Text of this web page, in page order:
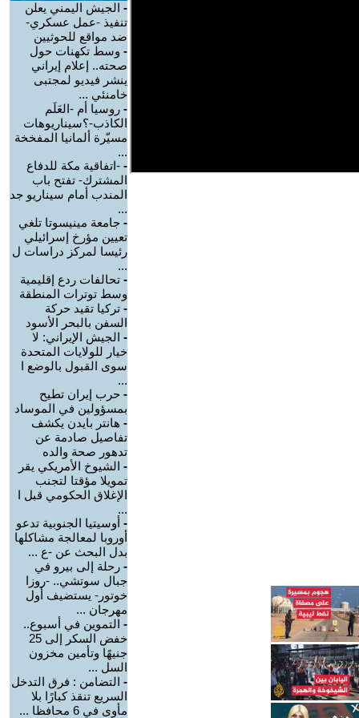
- الجيش اليمني يعلن
تنفيذ -عمل عسكري-
ضد مواقع للحوثيين
- وسط تكهنات حول
صحته.. إعلام إيراني
ينشر فيديو لمجتبى
خامنئي ...
- روسيا أم -العَلَم
الكاذب-؟سيناريوهات
مسيّرة ألمانيا المفخخة
...
- -اتفاقية مكة للدفاع
المشترك- تفتح باب
المندب أمام سيناريو جد
...
- جامعة مينيسوتا تلغي
تعيين مؤرخ إسرائيلي
رئيسا لمركز دراسات ل
...
- تحالفات ردع إقليمية
وسط توترات المنطقة
- تركيا تقيد حركة
السفن بالبحر الأسود
- الجيش الإيراني: لا
خيار للولايات المتحدة
سوى القبول بالوضع ا
...
- حرب إيران تطيح
بمسؤولين في الموساد
- هانتر بايدن يكشف
تفاصيل صادمة عن
تدهور صحة والده
- الشيوخ الأمريكي يقر
تمويلا مؤقتا لتجنب
الإغلاق الحكومي قبل ا
...
- أوسيتيا الجنوبية تدعو
أوروبا لمعالجة مشاكلها
بدل البحث عن -ع ...
- رحلة إلى بيرو في
جبال سوتشي.. -روزا
خوتور- يستضيف أول
مهرجان ...
- التموين في أسبوع..
خفض السكر إلى 25
جنيهًا وتأمين مخزون
السل ...
- التضامن : فرق التدخل
السريع تنقذ كبارًا بلا
مأوى في 6 محافظا ...